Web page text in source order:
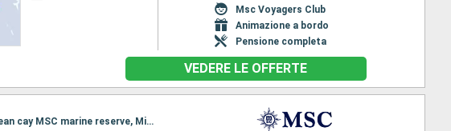
Msc Voyagers Club
Animazione a bordo
Pensione completa
VEDERE LE OFFERTE
Itinerario : Miami, Nassau, Ocean cay MSC marine reserve, Miami, Nassau, Ocean cay MSC marine reserve, Miami